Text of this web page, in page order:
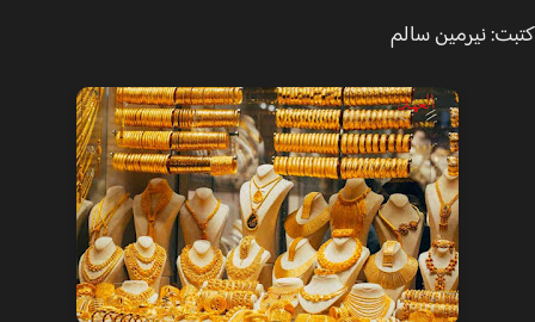
نيرمين سالم